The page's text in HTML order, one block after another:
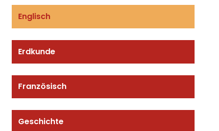
Englisch
Erdkunde
Französisch
Geschichte